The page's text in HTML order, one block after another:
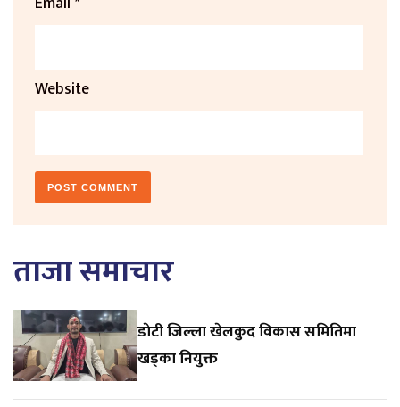
Website
ताजा समाचार
डाेटी जिल्ला खेलकुद विकास समितिमा
खड्का नियुक्त